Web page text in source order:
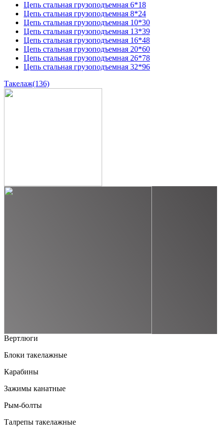
Цепь стальная грузоподъемная 6*18
Цепь стальная грузоподъемная 8*24
Цепь стальная грузоподъемная 10*30
Цепь стальная грузоподъемная 13*39
Цепь стальная грузоподъемная 16*48
Цепь стальная грузоподъемная 20*60
Цепь стальная грузоподъемная 26*78
Цепь стальная грузоподъемная 32*96
Такелаж(136)
Вертлюги
Блоки такелажные
Карабины
Зажимы канатные
Рым-болты
Талрепы такелажные